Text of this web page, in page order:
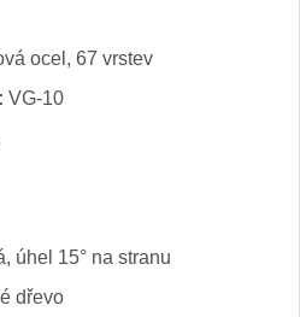
ocel, 67 vrstev
VG-10
úhel 15° na stranu
dřevo